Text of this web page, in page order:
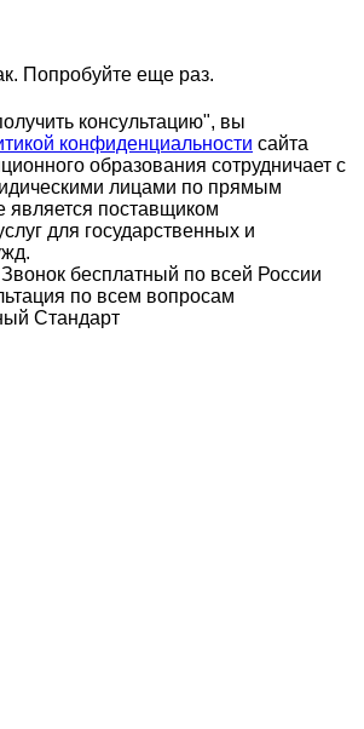
Попробуйте еще раз.
консультацию", вы
конфиденциальности сайта
образования сотрудничает с
лицами по прямым
является поставщиком
для государственных и
Звонок бесплатный по всей России
по всем вопросам
Стандарт